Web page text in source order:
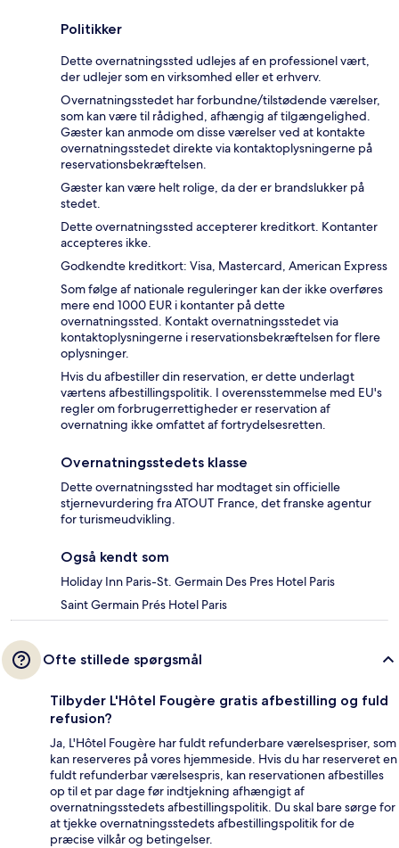
Politikker
Dette overnatningssted udlejes af en professionel vært,
der udlejer som en virksomhed eller et erhverv.
Overnatningsstedet har forbundne/tilstødende værelser,
som kan være til rådighed, afhængig af tilgængelighed.
Gæster kan anmode om disse værelser ved at kontakte
overnatningsstedet direkte via kontaktoplysningerne på
reservationsbekræftelsen.
Gæster kan være helt rolige, da der er brandslukker på
stedet.
Dette overnatningssted accepterer kreditkort. Kontanter
accepteres ikke.
Godkendte kreditkort: Visa, Mastercard, American Express
Som følge af nationale reguleringer kan der ikke overføres
mere end 1000 EUR i kontanter på dette
overnatningssted. Kontakt overnatningsstedet via
kontaktoplysningerne i reservationsbekræftelsen for flere
oplysninger.
Hvis du afbestiller din reservation, er dette underlagt
værtens afbestillingspolitik. I overensstemmelse med EU's
regler om forbrugerrettigheder er reservation af
overnatning ikke omfattet af fortrydelsesretten.
Overnatningsstedets klasse
Dette overnatningssted har modtaget sin officielle
stjernevurdering fra ATOUT France, det franske agentur
for turismeudvikling.
Også kendt som
Holiday Inn Paris-St. Germain Des Pres Hotel Paris
Saint Germain Prés Hotel Paris
Ofte stillede spørgsmål
Tilbyder L'Hôtel Fougère gratis afbestilling og fuld
refusion?
Ja, L'Hôtel Fougère har fuldt refunderbare værelsespriser, som
kan reserveres på vores hjemmeside. Hvis du har reserveret en
fuldt refunderbar værelsespris, kan reservationen afbestilles
op til et par dage før indtjekning afhængigt af
overnatningsstedets afbestillingspolitik. Du skal bare sørge for
at tjekke overnatningsstedets afbestillingspolitik for de
præcise vilkår og betingelser.